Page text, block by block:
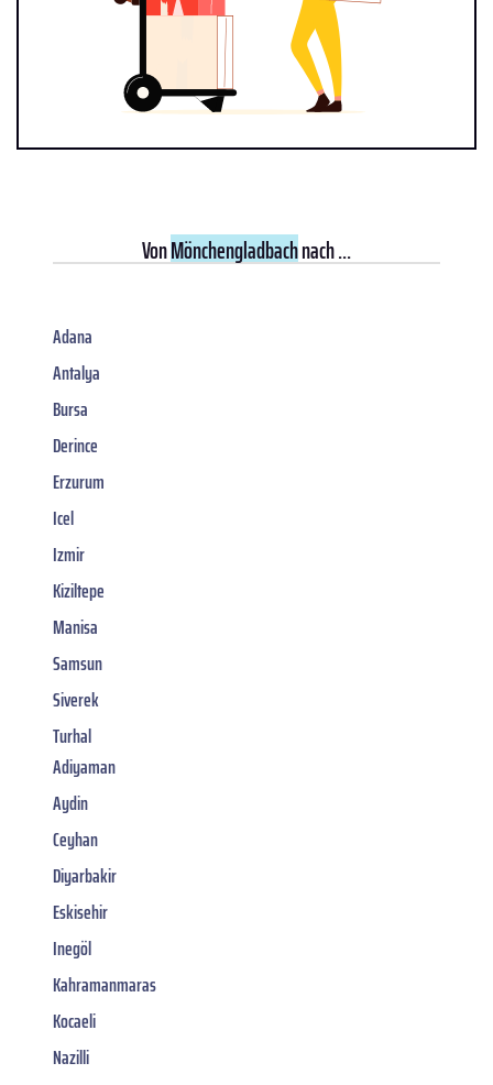
VonMönchengladbachnach ...
Adana
Antalya
Bursa
Derince
Erzurum
Icel
Izmir
Kiziltepe
Manisa
Samsun
Siverek
Turhal
Adiyaman
Aydin
Ceyhan
Diyarbakir
Eskisehir
Inegöl
Kahramanmaras
Kocaeli
Nazilli